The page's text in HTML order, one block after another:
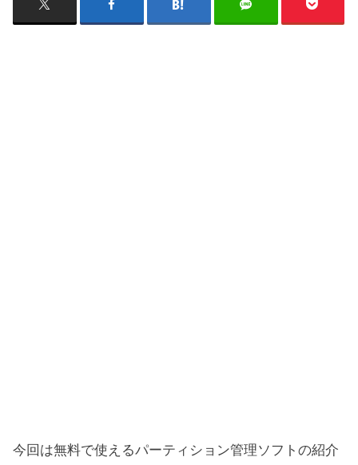
今回は無料で使えるパーティション管理ソフトの紹介